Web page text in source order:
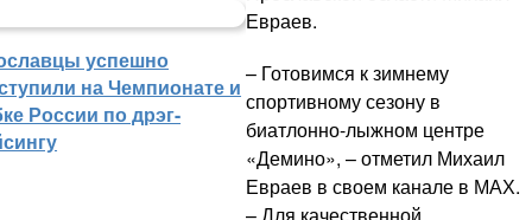
успешно
на Чемпионате и
России по дрэг-
Евраев.
– Готовимся к зимнему
спортивному сезону в
биатлонно-лыжном центре
«Демино», – отметил Михаил
Евраев в своем канале в МАХ.
– Для качественной